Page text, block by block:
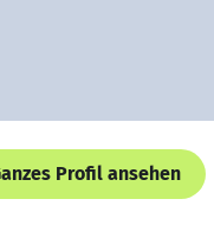
Profil ansehen